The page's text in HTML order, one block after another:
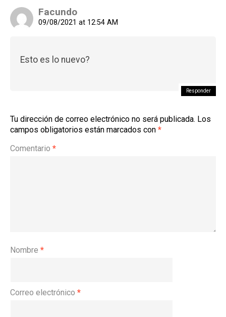
Facundo
09/08/2021 at 12:54 AM
Esto es lo nuevo?
Responder
Tu dirección de correo electrónico no será publicada. Los
campos obligatorios están marcados con *
Comentario *
Nombre *
Correo electrónico *